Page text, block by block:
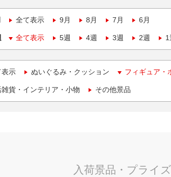
全て表示 9月 8月 7月 6月
全て表示 5週 4週 3週 2週 1
表示 ぬいぐるみ・クッション フィギュア・
貨・インテリア・小物 その他景品